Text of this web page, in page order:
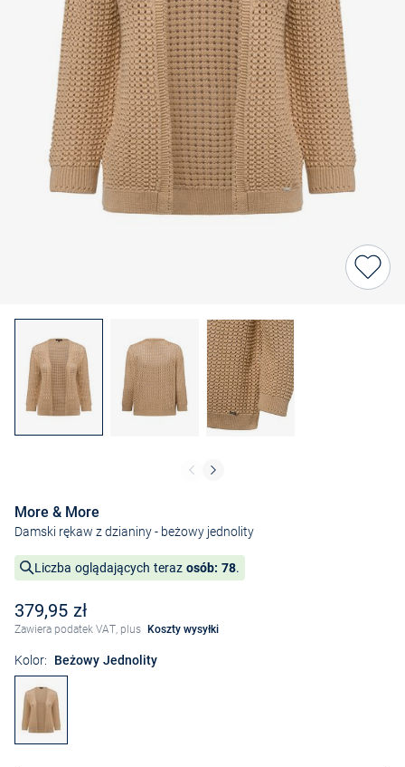
More & More
Damski rękaw z dzianiny- beżowy jednolity
Liczba oglądających teraz osób: 78.
379,95 zł
Zawiera podatek VAT, plus Koszty wysyłki
Kolor: Beżowy Jednolity